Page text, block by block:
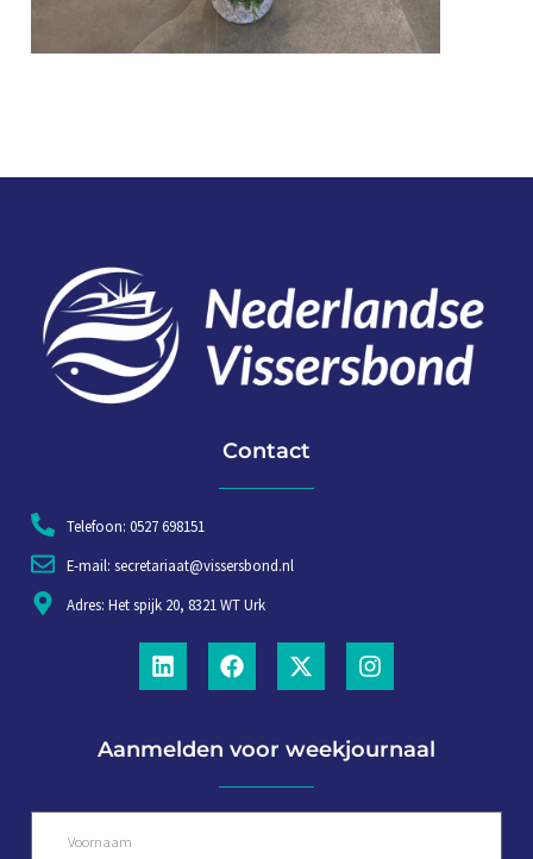
Contact
Telefoon: 0527 698151
E-mail: secretariaat@vissersbond.nl
Adres: Het spijk 20, 8321 WT Urk
Aanmelden voor weekjournaal